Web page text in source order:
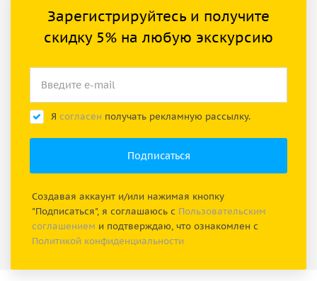
Зарегистрируйтесь и получите
скидку 5% на любую экскурсию
Я согласен получать рекламную рассылку.
Создавая аккаунт и/или нажимая кнопку
"Подписаться", я соглашаюсь с Пользовательским
соглашением и подтверждаю, что ознакомлен с
Политикой конфиденциальности